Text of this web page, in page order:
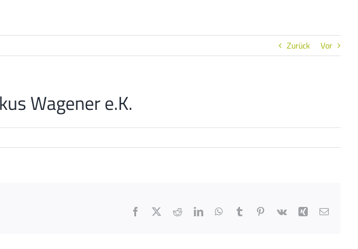
Zurück Vor
Wagener e.K.
Facebook RedditLinkedInWhatsApp
Tumblr Pinterest
Vk Xing E-